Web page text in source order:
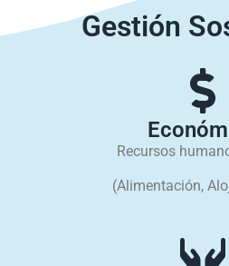
Gestión
Recursos
(Alimentación,